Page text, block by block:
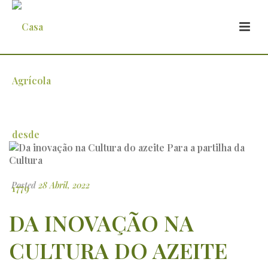
Da inovação na Cultura do azeite Para a
Posted 28 Abril, 2022
DA INOVAÇÃO NA
CULTURA DO AZEITE